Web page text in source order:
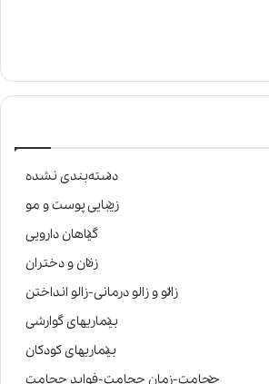
دسته‌بندی نشده
زیبایی پوست و مو
گیاهان دارویی
زنان و دختران
زالو و زالو درمانی-زالو انداختن
بیماریهای گوارشی
بیماریهای کودکان
حجامت-زمان حجامت-فواید حجامت